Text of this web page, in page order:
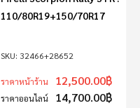
32466+28652
110/80R19+150/70R17
ราคาหน้าร้าน 12,500.00฿
ราคาออนไลน์ 14,700.00฿